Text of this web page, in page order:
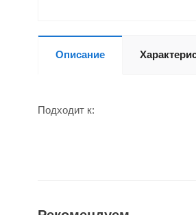
Описание
Подходит к: